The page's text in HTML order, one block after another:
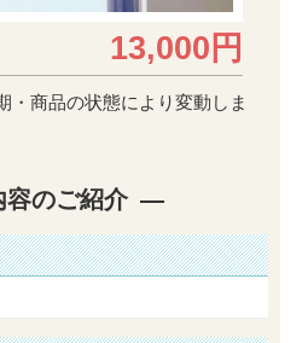
13,000円
商品の状態により変動しま
容のご紹介